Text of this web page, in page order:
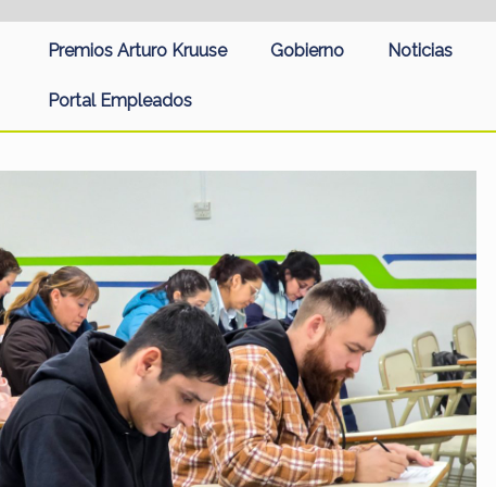
Premios Arturo Kruuse Gobierno Noticias
Portal Empleados